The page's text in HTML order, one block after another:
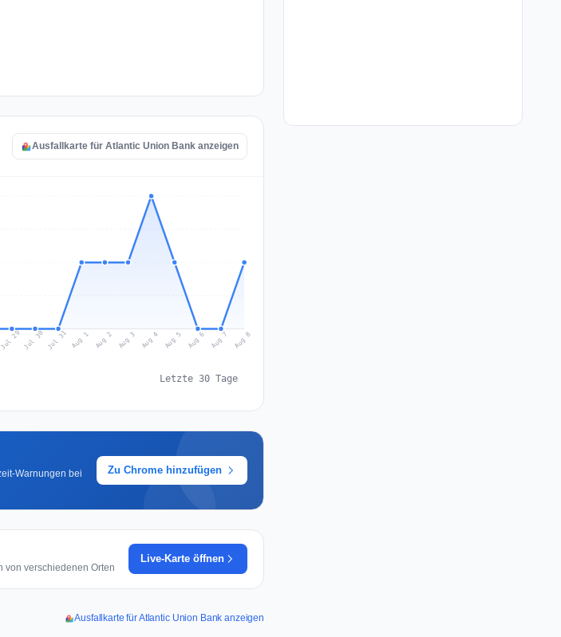
Ausfallkarte für Atlantic Union Bank anzeigen
Jul 29 Jul 30 Jul 31 Aug 1 Aug 2 Aug 3 Aug 4 Aug 5 Aug 6 Aug 7 Aug 8
Letzte 30 Tage
Warnungen bei
Zu Chrome hinzufügen
verschiedenen Orten
Live-Karte öffnen
Ausfallkarte für Atlantic Union Bank anzeigen